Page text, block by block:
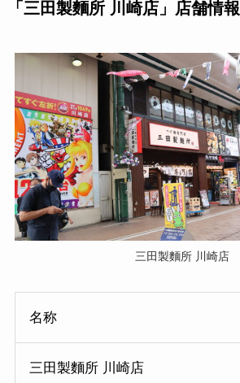
「三田製麵所 川崎店」店舗情報
三田製麵所 川崎店
名称
三田製麵所 川崎店